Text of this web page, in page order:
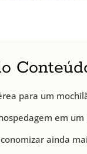
para um
em
ainda